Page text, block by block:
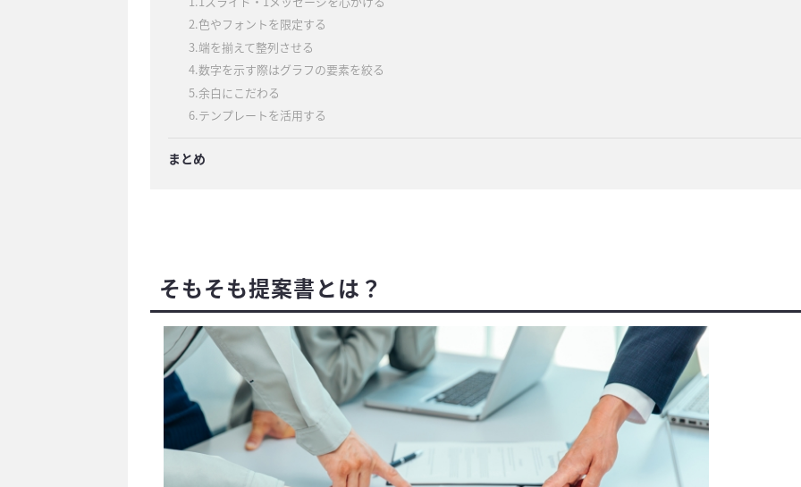
2.色やフォントを限定する
3.端を揃えて整列させる
4.数字を示す際はグラフの要素を絞る
5.余白にこだわる
6.テンプレートを活用する
まとめ
そもそも提案書とは？